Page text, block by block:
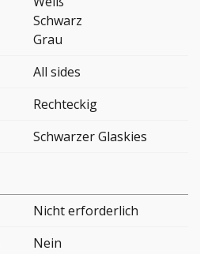
Schwarz
Grau
All sides
Rechteckig
Schwarzer Glaskies
Nicht erforderlich
Nein